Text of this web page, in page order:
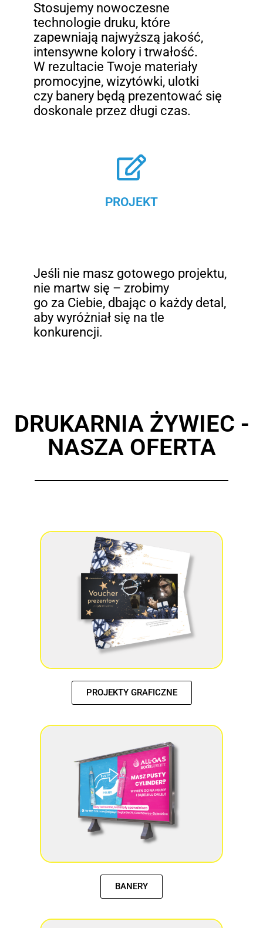
PROJEKT
Jeśli nie masz gotowego projektu,
nie martw się – zrobimy
go za Ciebie, dbając o każdy detal,
aby wyróżniał się na tle
konkurencji.
Stosujemy nowoczesne
technologie druku, które
zapewniają najwyższą jakość,
intensywne kolory i trwałość.
W rezultacie Twoje materiały
promocyjne, wizytówki, ulotki
czy banery będą prezentować się
doskonale przez długi czas.
DRUKARNIA ŻYWIEC -
NASZA OFERTA
PROJEKTY GRAFICZNE
BANERY